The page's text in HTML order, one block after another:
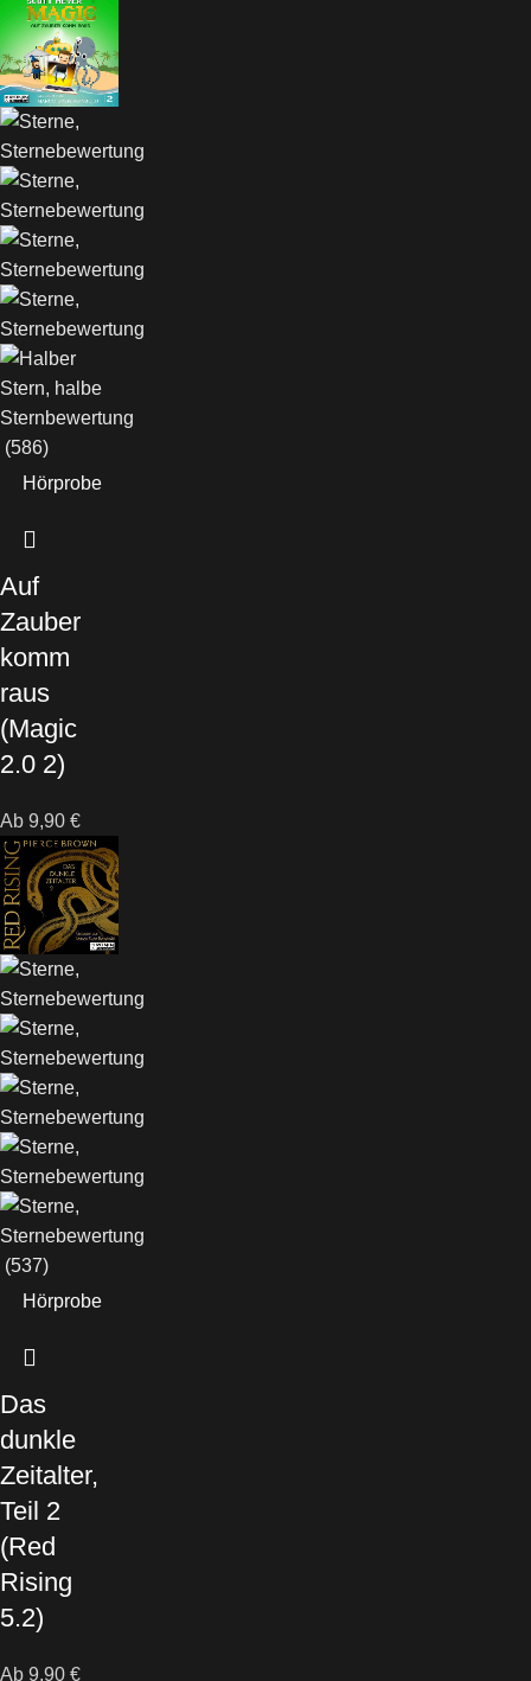
(586)
Hörprobe
Auf
Zauber
komm
raus
(Magic
2.0 2)
Ab 9,90 €
(537)
Hörprobe
Das
dunkle
Zeitalter,
Teil 2
(Red
Rising
5.2)
Ab 9,90 €